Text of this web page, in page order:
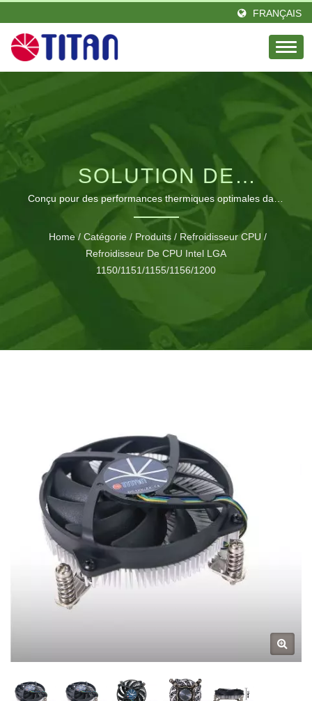
FRANÇAIS
SOLUTION DE
REFROIDISSEMENT
CPU INTEL LGA 1700 À
PROFIL BAS
Conçu pour des performances thermiques optimales dans
des systèmes compacts avec un support TDP de 65W
Home / Catégorie / Produits / Refroidisseur CPU /
Refroidisseur De CPU Intel LGA
1150/1151/1155/1156/1200